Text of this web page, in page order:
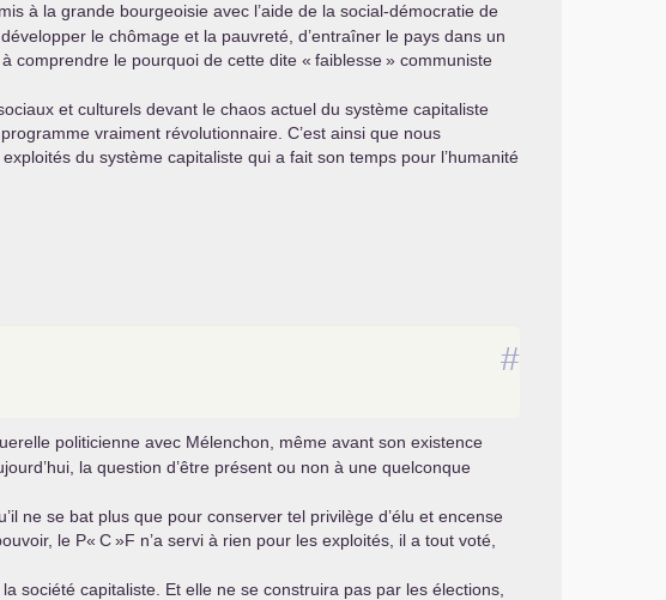
à la grande bourgeoisie avec l’aide de la social-démocratie de
le chômage et la pauvreté, d’entraîner le pays dans un
comprendre le pourquoi de cette dite « faiblesse» communiste
et culturels devant le chaos actuel du système capitaliste
vraiment révolutionnaire. C’est ainsi que nous
du système capitaliste qui a fait son temps pour l’humanité
#
politicienne avec Mélenchon, même avant son existence
la question d’être présent ou non à une quelconque
ne se bat plus que pour conserver tel privilège d’élu et encense
le P« C»F n’a servi à rien pour les exploités, il a tout voté,
société capitaliste. Et elle ne se construira pas par les élections,